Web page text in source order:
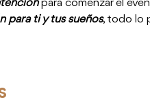
para comenzar el
para ti y tus sueños, todo lo